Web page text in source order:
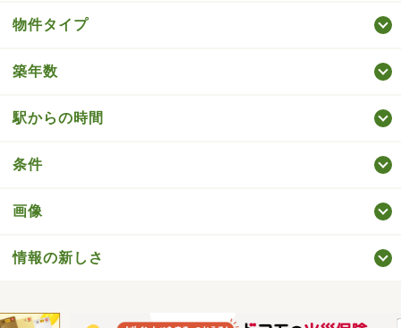
物件タイプ
築年数
駅からの時間
条件
画像
情報の新しさ